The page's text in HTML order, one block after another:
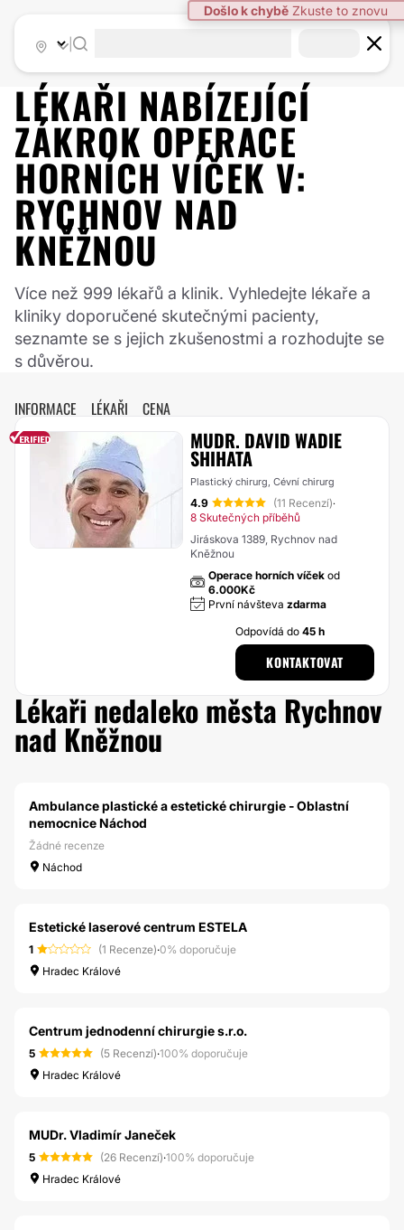
LÉKAŘI NABÍZEJÍCÍ
ZÁKROK OPERACE
HORNÍCH VÍČEK V:
RYCHNOV NAD
KNĚŽNOU
Více než 999 lékařů a klinik. Vyhledejte lékaře a
kliniky doporučené skutečnými pacienty,
seznamte se s jejich zkušenostmi a rozhodujte se
s důvěrou.
INFORMACE LÉKAŘI CENA
MUDR. DAVID WADIE
SHIHATA
Plastický chirurg, Cévní chirurg
4.9 (11 Recenzí)·
8 Skutečných příběhů
Jiráskova 1389, Rychnov nad
Kněžnou
Operace horních víček od
6.000Kč
První návšteva zdarma
Odpovídá do45 h
KONTAKTOVAT
Lékaři nedaleko města Rychnov
nad Kněžnou
Ambulance plastické a estetické chirurgie - Oblastní
nemocnice Náchod
Žádné recenze
Náchod
Estetické laserové centrum ESTELA
1 (1 Recenze)·0% doporučuje
Hradec Králové
Centrum jednodenní chirurgie s.r.o.
5 (5 Recenzí)·100% doporučuje
Hradec Králové
MUDr. Vladimír Janeček
5 (26 Recenzí)·100% doporučuje
Hradec Králové